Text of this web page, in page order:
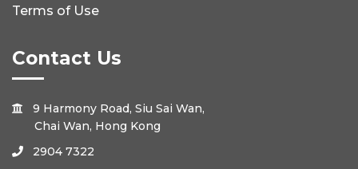
Terms of Use
Contact Us

9 Harmony Road, Siu Sai Wan,
Chai Wan, Hong Kong
 2904 7322